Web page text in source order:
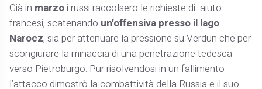
Già in marzoi russi raccolsero le richieste di aiuto
francesi, scatenando un’offensiva presso il lago
Narocz, sia per attenuare la pressione su Verdun che per
scongiurare la minaccia di una penetrazione tedesca
verso Pietroburgo. Pur risolvendosi in un fallimento
l’attacco dimostrò la combattività della Russia e il suo